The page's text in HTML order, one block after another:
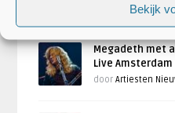
Bekijk
Artiesten
Megadeth met
Live
doorArtiesten